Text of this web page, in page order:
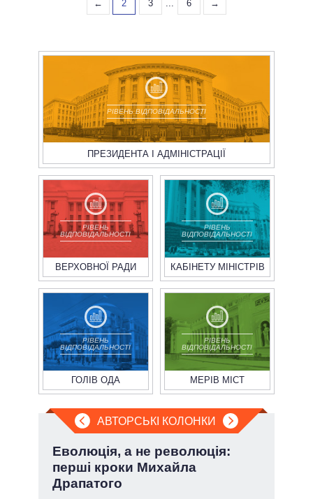
← 2 3 ... 6 →
РІВЕНЬ ВІДПОВІДАЛЬНОСТІ
ПРЕЗИДЕНТА І АДМІНІСТРАЦІЇ
РІВЕНЬ
ВІДПОВІДАЛЬНОСТІ
ВЕРХОВНОЇ РАДИ
РІВЕНЬ
ВІДПОВІДАЛЬНОСТІ
КАБІНЕТУ МІНІСТРІВ
РІВЕНЬ
ВІДПОВІДАЛЬНОСТІ
ГОЛІВ ОДА
РІВЕНЬ
ВІДПОВІДАЛЬНОСТІ
МЕРІВ МІСТ
АВТОРСЬКІ КОЛОНКИ
Еволюція, а не революція:
перші кроки Михайла
Драпатого